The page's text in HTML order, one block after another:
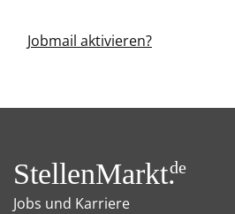
Jobmail aktivieren?
StellenMarkt.de
Jobs und Karriere